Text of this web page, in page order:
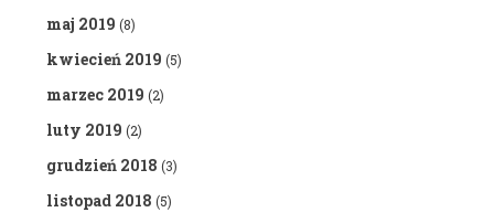
maj 2019 (8)
kwiecień 2019 (5)
marzec 2019 (2)
luty 2019 (2)
grudzień 2018 (3)
listopad 2018 (5)